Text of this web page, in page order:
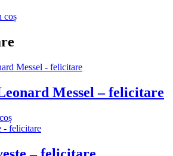
coș
Messel – felicitare